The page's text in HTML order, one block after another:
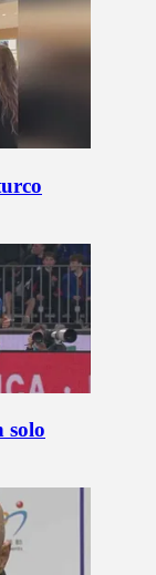
solo